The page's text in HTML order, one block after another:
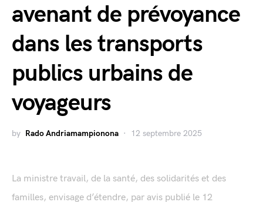
avenant de prévoyance
dans les transports
publics urbains de
voyageurs
by Rado Andriamampionona 12 septembre 2025
La ministre travail, de la santé, des solidarités et des
familles, envisage d’étendre, par avis publié le 12